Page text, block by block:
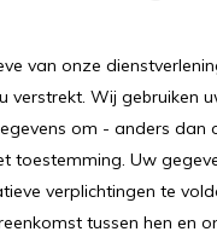
van onze
Wij gebruiken
om - anders
toestemming. Uw
verplichtingen te
tussen hen en